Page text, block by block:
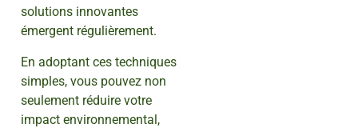
solutions innovantes
émergent régulièrement.
En adoptant ces techniques
simples, vous pouvez non
seulement réduire votre
impact environnemental,